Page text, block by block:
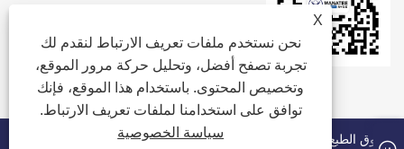
X
نحن نستخدم ملفات تعريف الارتباط لنقدم لك
تجربة تصفح أفضل، وتحليل حركة مرور الموقع،
وتخصيص المحتوى. باستخدام هذا الموقع، فإنك
توافق على استخدامنا لملفات تعريف الارتباط.
سياسة الخصوصية
حقوق الطبع والنشر © 2024 Quanzhou Manatee Technology